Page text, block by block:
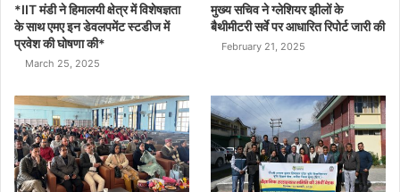
*IIT मंडी ने हिमालयी क्षेत्र में विशेषज्ञता
के साथ एमए इन डेवलपमेंट स्टडीज में
प्रवेश की घोषणा की*
March 25, 2025
मुख्य सचिव ने ग्लेशियर झीलों के
बैथीमीटरी सर्वे पर आधारित रिपोर्ट जारी की
February 21, 2025